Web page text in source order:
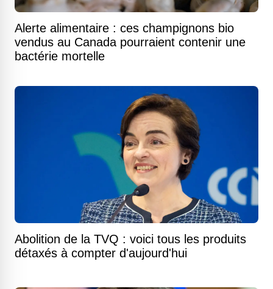
Alerte alimentaire : ces champignons bio
vendus au Canada pourraient contenir une
bactérie mortelle
Abolition de la TVQ : voici tous les produits
détaxés à compter d'aujourd'hui